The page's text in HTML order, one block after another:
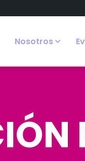
Nosotros